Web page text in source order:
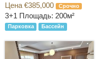
Цена €385,000
Срочно
3+1 Площадь: 200м²
Парковка Бассейн